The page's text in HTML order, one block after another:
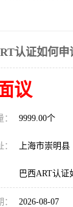
认证如何
议
9999.00个
上海市崇明县
巴西ART认证
2026-08-07